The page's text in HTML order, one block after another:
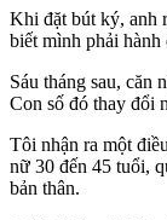
Khi đặt bút ký, anh
biết mình phải hành
Sáu tháng sau, căn
Con số đó thay đổi
Tôi nhận ra một
nữ 30 đến 45 tuổi,
bản thân.